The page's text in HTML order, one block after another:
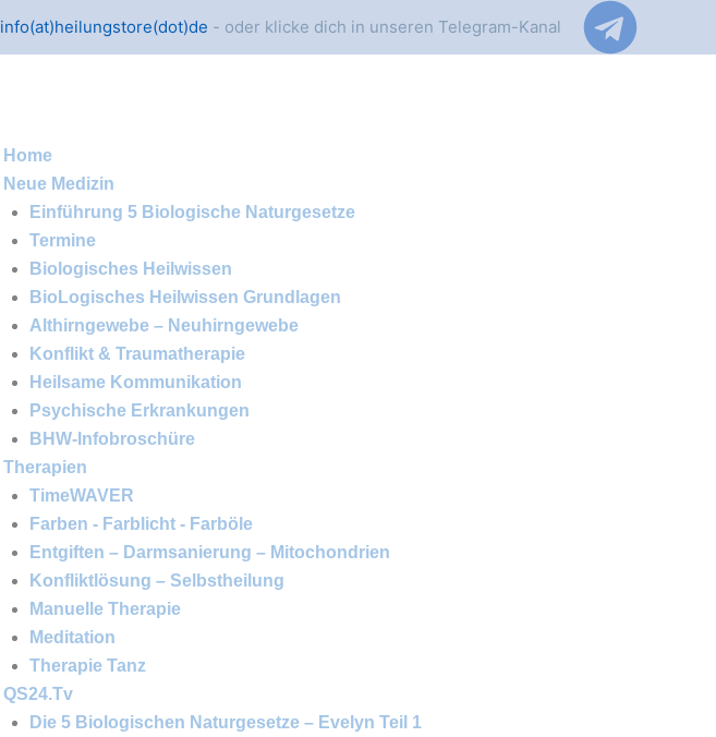
info(at)heilungstore(dot)de - oder klicke dich in unseren Telegram-Kanal
Home
Neue Medizin
Einführung 5 Biologische Naturgesetze
Termine
Biologisches Heilwissen
BioLogisches Heilwissen Grundlagen
Althirngewebe – Neuhirngewebe
Konflikt & Traumatherapie
Heilsame Kommunikation
Psychische Erkrankungen
BHW-Infobroschüre
Therapien
TimeWAVER
Farben - Farblicht - Farböle
Entgiften – Darmsanierung – Mitochondrien
Konfliktlösung – Selbstheilung
Manuelle Therapie
Meditation
Therapie Tanz
QS24.tv
Die 5 Biologischen Naturgesetze – Evelyn Teil 1